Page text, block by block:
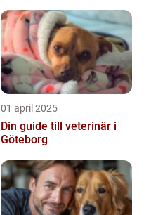
01 april 2025
Din guide till veterinär i
Göteborg